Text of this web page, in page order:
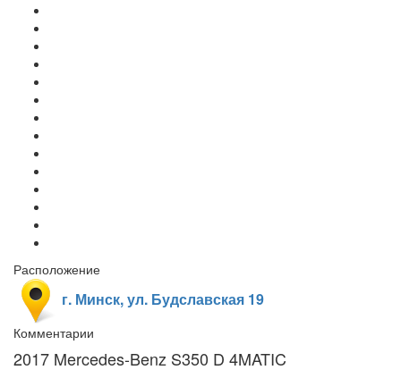
Расположение
г. Минск, ул. Будславская 19
Комментарии
2017 Mercedes-Benz S350 D 4MATIC